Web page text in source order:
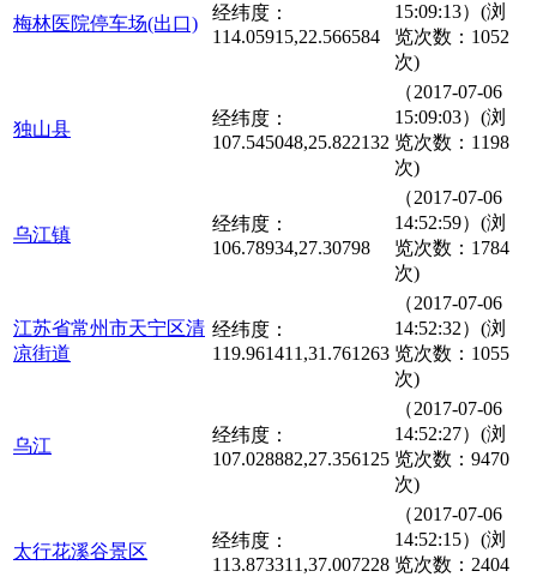
梅林医院停车场(出口)
经纬度：
114.05915,22.566584
15:09:13）(浏
览次数：1052
次)
独山县
经纬度：
107.545048,25.822132
（2017-07-06
15:09:03）(浏
览次数：1198
次)
乌江镇
经纬度：
106.78934,27.30798
（2017-07-06
14:52:59）(浏
览次数：1784
次)
江苏省常州市天宁区清
凉街道
经纬度：
119.961411,31.761263
（2017-07-06
14:52:32）(浏
览次数：1055
次)
乌江
经纬度：
107.028882,27.356125
（2017-07-06
14:52:27）(浏
览次数：9470
次)
太行花溪谷景区
经纬度：
113.873311,37.007228
（2017-07-06
14:52:15）(浏
览次数：2404